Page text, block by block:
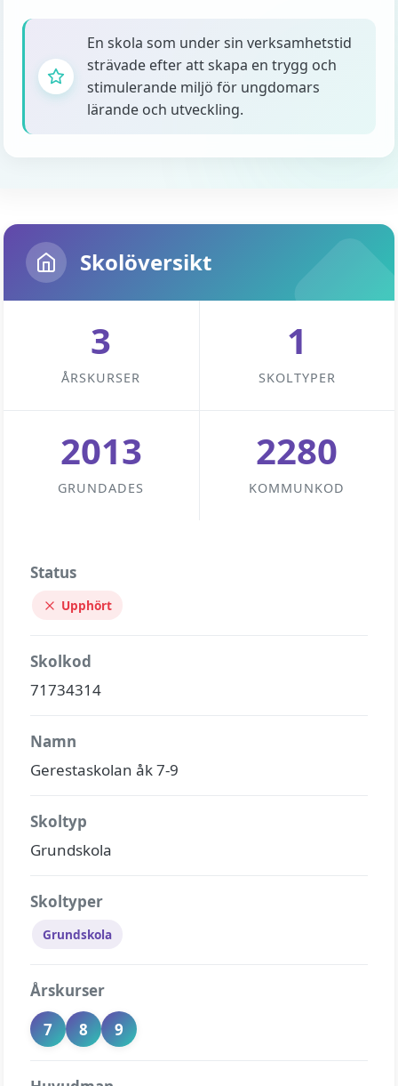
En skola som under sin verksamhetstid
strävade efter att skapa en trygg och
stimulerande miljö för ungdomars
lärande och utveckling.
Skolöversikt
3
ÅRSKURSER
1
SKOLTYPER
2013
GRUNDADES
2280
KOMMUNKOD
Status
Upphört
Skolkod
71734314
Namn
Gerestaskolan åk 7-9
Skoltyp
Grundskola
Skoltyper
Grundskola
Årskurser
7
8 9